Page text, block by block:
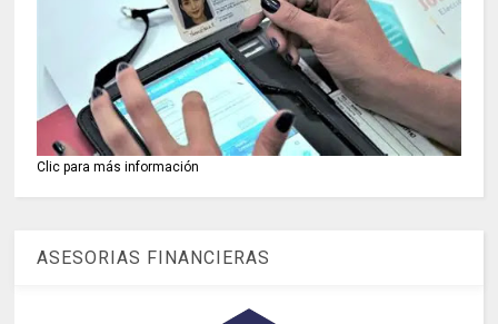
Clic para más información
ASESORIAS FINANCIERAS